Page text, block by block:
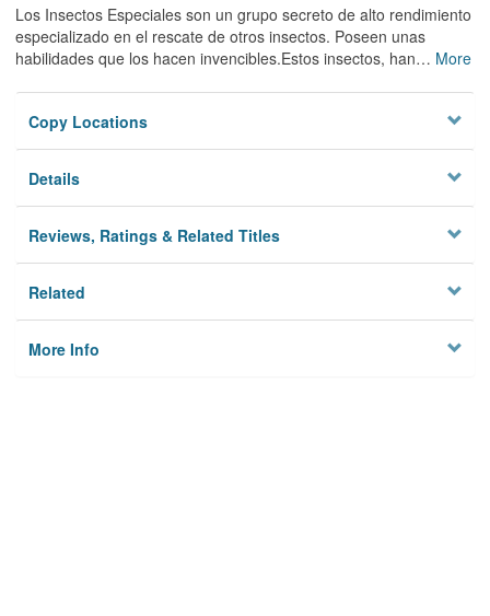
Los Insectos Especiales son un grupo secreto de alto rendimiento
especializado en el rescate de otros insectos. Poseen unas
habilidades que los hacen invencibles.Estos insectos, han… More
Copy Locations
Details
Reviews, Ratings & Related Titles
Related
More Info